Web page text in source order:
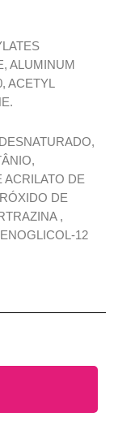
ALUMINUM
ACETYL
DE
DE
,
12